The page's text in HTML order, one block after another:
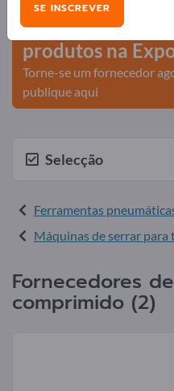
Publique a sua
produtos na
Torne-se um fornecedor
publique aqui
Selecção
Ferramentas
Máquinas de serrar para
Fornecedores
comprimido (2)
SE INSCREVER